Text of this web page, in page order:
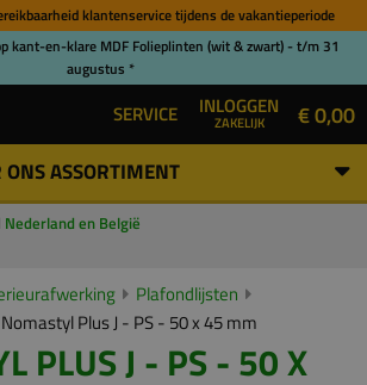
klantenservice tijdens de vakantieperiode
kant-en-klare MDF Folieplinten (wit & zwart) - t/m 31
augustus *
SERVICE INLOGGEN
ZAKELIJK € 0,00
ONS ASSORTIMENT
Nederland en België
Plafondlijsten
Nomastyl Plus J - PS - 50 x 45 mm
PLUS J - PS - 50 X